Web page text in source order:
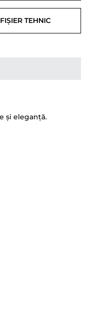
FIȘIER TEHNIC
și eleganță.